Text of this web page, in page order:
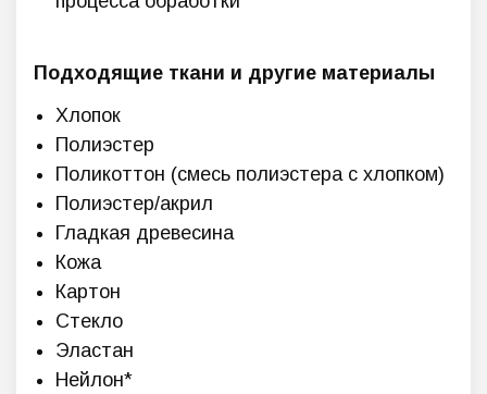
Подходящие ткани и другие материалы
Хлопок
Полиэстер
Поликоттон (смесь полиэстера с хлопком)
Полиэстер/акрил
Гладкая древесина
Кожа
Картон
Стекло
Эластан
Нейлон*